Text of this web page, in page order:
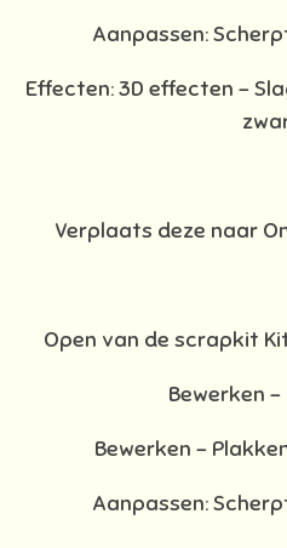
Aanpassen:
Effecten: 3D effecten -
Verplaats deze naar
Open van de scrapkit
Bewerken
Bewerken -
Aanpassen: